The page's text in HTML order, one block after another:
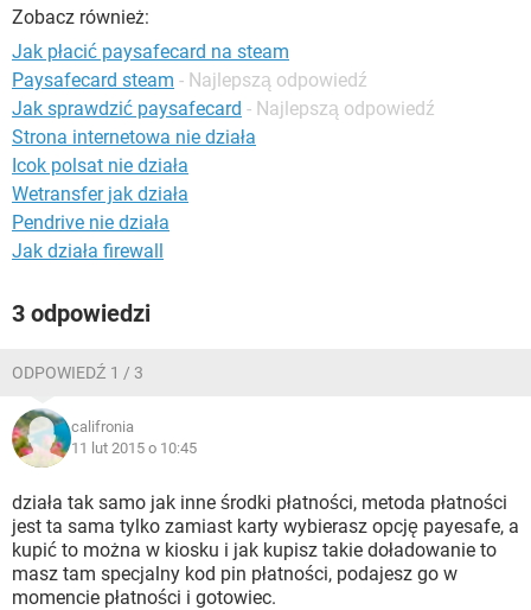
WINDOWS 10
Zobacz również:
Jak płacić paysafecard na steam
Paysafecard steam - Najlepszą odpowiedź
Jak sprawdzić paysafecard - Najlepszą odpowiedź
Strona internetowa nie działa
Icok polsat nie działa
Wetransfer jak działa
Pendrive nie działa
Jak działa firewall
3 odpowiedzi
ODPOWIEDŹ 1 / 3
califronia
11 lut 2015 o 10:45
działa tak samo jak inne środki płatności, metoda płatności
jest ta sama tylko zamiast karty wybierasz opcję payesafe, a
kupić to można w kiosku i jak kupisz takie doładowanie to
masz tam specjalny kod pin płatności, podajesz go w
momencie płatności i gotowiec.